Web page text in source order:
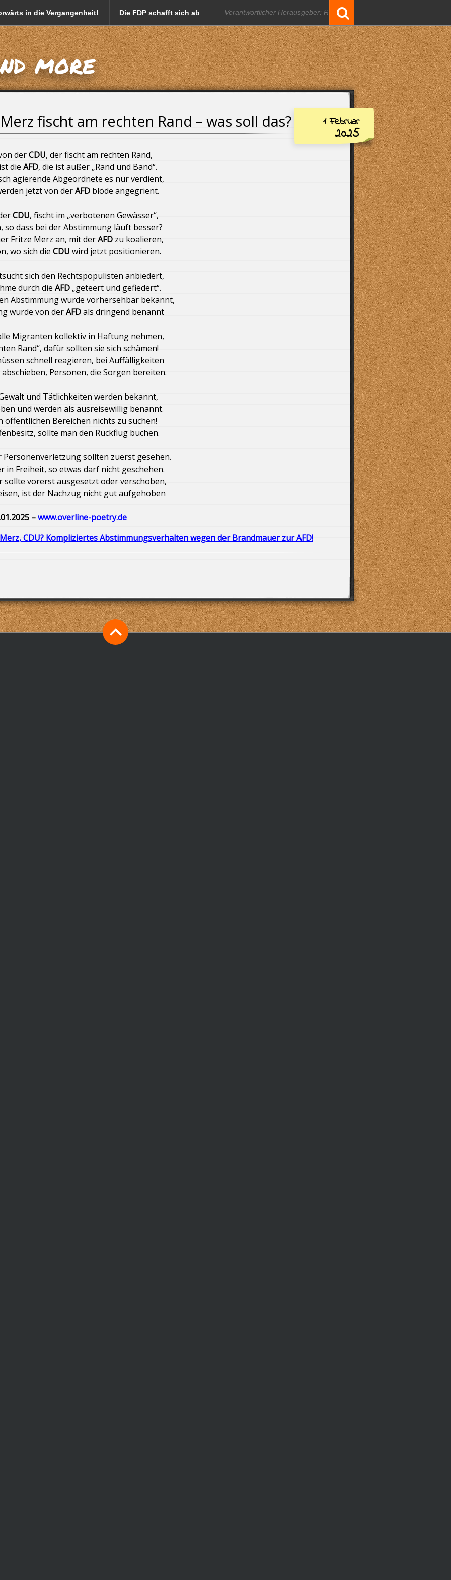
in die Vergangenheit! Die FDP schafft sich ab
Namen von Prominenten
Markus Söder vermarktet sich mit Foodporn
Trump
Söder, der Freistaat Bayern und Deutschland
Bayern und die Energieversorgungsnot
Kompliziertes Abstimmungsverhalten wegen der
Gezänk
Die AFD mit Björn Höcke lügt sich an die Macht
„Nur eine Frau“
Rand – was soll das? Wohngeldzahlung in Bremen
den Rest der Welt
Zentralklinik Landkreis Diepholz
Catering in den Krankenhäusern
Danke, Horst-Dieter
Diepholz in Borwede!
Die Parteien arbeiten sich am Bürgergeld ab
in der Ukraine? Diktatfrieden!
naiv
meinen Arsch“ / „They’re kissing my ass“
begehrt auf
Suchergebnisse
für:
more
1 Februar
2025
fischt am rechten Rand – was soll das?
derCDU, der fischt am rechten Rand,
die AFD, die ist außer „Rand und Band“.
agierende Abgeordnete es nur verdient,
jetzt von derAFD blöde angegrient.
CDU, fischt im „verbotenen Gewässer“,
dass bei der Abstimmung läuft besser?
Fritze Merz an, mit derAFD zu koalieren,
wo sich die CDU wird jetzt positionieren.
sich den Rechtspopulisten anbiedert,
durch die AFD „geteert und gefiedert“.
Abstimmung wurde vorhersehbar bekannt,
wurde von derAFDals dringend benannt
Migranten kollektiv in Haftung nehmen,
Rand“, dafür sollten sie sich schämen!
schnell reagieren, bei Auffälligkeiten
Personen, die Sorgen bereiten.
und Tätlichkeiten werden bekannt,
und werden als ausreisewillig benannt.
öffentlichen Bereichen nichts zu suchen!
sollte man den Rückflug buchen.
Personenverletzung sollten zuerst gesehen.
in Freiheit, so etwas darf nicht geschehen.
sollte vorerst ausgesetzt oder verschoben,
ist der Nachzug nicht gut aufgehoben
–www.overline-poetry.de
CDU? Kompliziertes Abstimmungsverhalten wegen der Brandmauer zur AFD!